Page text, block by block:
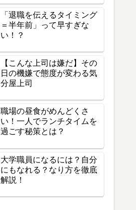
「退職を伝えるタイミング
＝半年前」って早すぎな
い！？
【こんな上司は嫌だ】その
日の機嫌で態度が変わる気
分屋上司
職場の昼食がめんどくさ
い！一人でランチタイムを
過ごす秘策とは？
大学職員になるには？自分
にもなれる？なり方を徹底
解説！